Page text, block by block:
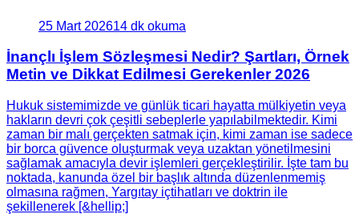
25 Mart 202614 dk okuma
İnançlı İşlem Sözleşmesi Nedir? Şartları, Örnek
Metin ve Dikkat Edilmesi Gerekenler 2026
Hukuk sistemimizde ve günlük ticari hayatta mülkiyetin veya
hakların devri çok çeşitli sebeplerle yapılabilmektedir. Kimi
zaman bir malı gerçekten satmak için, kimi zaman ise sadece
bir borca güvence oluşturmak veya uzaktan yönetilmesini
sağlamak amacıyla devir işlemleri gerçekleştirilir. İşte tam bu
noktada, kanunda özel bir başlık altında düzenlenmemiş
olmasına rağmen, Yargıtay içtihatları ve doktrin ile
şekillenerek [&hellip;]